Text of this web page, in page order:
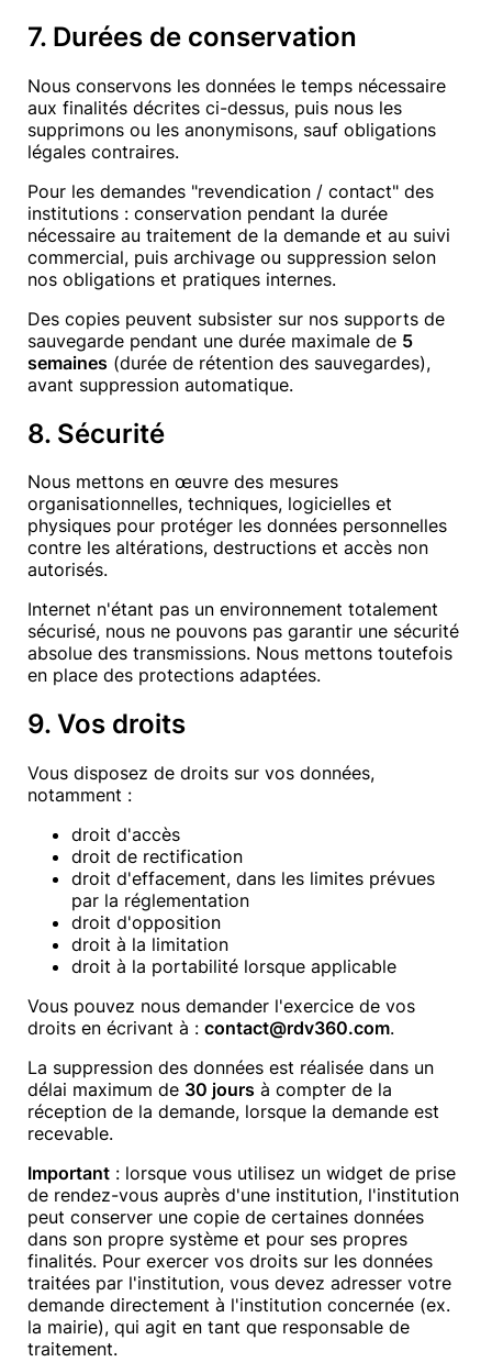
7. Durées de conservation
Nous conservons les données le temps nécessaire
aux finalités décrites ci-dessus, puis nous les
supprimons ou les anonymisons, sauf obligations
légales contraires.
Pour les demandes "revendication / contact" des
institutions : conservation pendant la durée
nécessaire au traitement de la demande et au suivi
commercial, puis archivage ou suppression selon
nos obligations et pratiques internes.
Des copies peuvent subsister sur nos supports de
sauvegarde pendant une durée maximale de 5
semaines (durée de rétention des sauvegardes),
avant suppression automatique.
8. Sécurité
Nous mettons en œuvre des mesures
organisationnelles, techniques, logicielles et
physiques pour protéger les données personnelles
contre les altérations, destructions et accès non
autorisés.
Internet n'étant pas un environnement totalement
sécurisé, nous ne pouvons pas garantir une sécurité
absolue des transmissions. Nous mettons toutefois
en place des protections adaptées.
9. Vos droits
Vous disposez de droits sur vos données,
notamment :
droit d'accès
droit de rectification
droit d'effacement, dans les limites prévues
par la réglementation
droit d'opposition
droit à la limitation
droit à la portabilité lorsque applicable
Vous pouvez nous demander l'exercice de vos
droits en écrivant à : contact@rdv360.com.
La suppression des données est réalisée dans un
délai maximum de 30 jours à compter de la
réception de la demande, lorsque la demande est
recevable.
Important : lorsque vous utilisez un widget de prise
de rendez-vous auprès d'une institution, l'institution
peut conserver une copie de certaines données
dans son propre système et pour ses propres
finalités. Pour exercer vos droits sur les données
traitées par l'institution, vous devez adresser votre
demande directement à l'institution concernée (ex.
la mairie), qui agit en tant que responsable de
traitement.